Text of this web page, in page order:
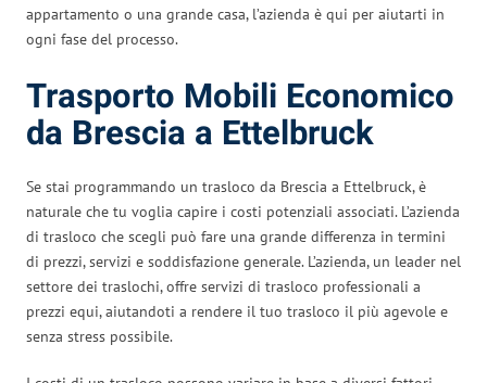
appartamento o una grande casa, l’azienda è qui per aiutarti in
ogni fase del processo.
Trasporto Mobili Economico
da Brescia a Ettelbruck
Se stai programmando un trasloco da Brescia a Ettelbruck, è
naturale che tu voglia capire i costi potenziali associati. L’azienda
di trasloco che scegli può fare una grande differenza in termini
di prezzi, servizi e soddisfazione generale. L’azienda, un leader nel
settore dei traslochi, offre servizi di trasloco professionali a
prezzi equi, aiutandoti a rendere il tuo trasloco il più agevole e
senza stress possibile.